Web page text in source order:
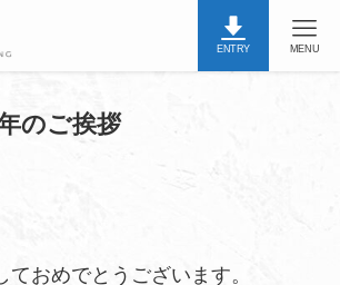
ENTRY MENU
のご挨拶
ておめでとうございます。